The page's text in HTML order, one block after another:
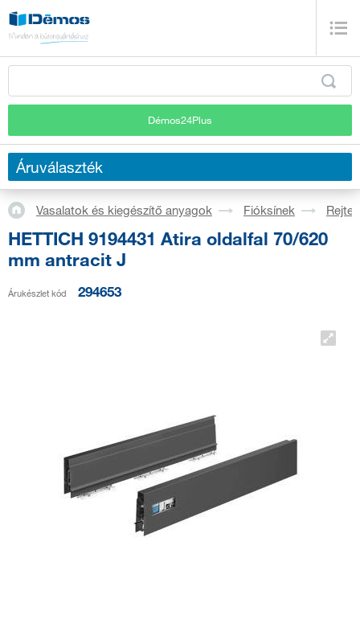
Démos24Plus
Áruválaszték
Vasalatok és kiegészítő anyagok Fióksínek
HETTICH 9194431 Atira oldalfal 70/620
mm antracit J
Árukészlet kód 294653